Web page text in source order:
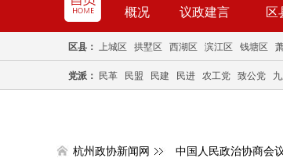
概况
议政建言 区
区县： 上城区 拱墅区 西湖区 滨江区 钱塘区
党派： 民革 民盟 民建 民进 农工党 致公党
杭州政协新闻网 中国人民政治协商会